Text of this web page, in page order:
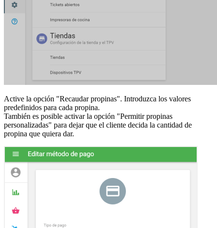
Active la opción "Recaudar propinas". Introduzca los valores
predefinidos para cada propina.
También es posible activar la opción "Permitir propinas
personalizadas" para dejar que el cliente decida la cantidad de
propina que quiera dar.